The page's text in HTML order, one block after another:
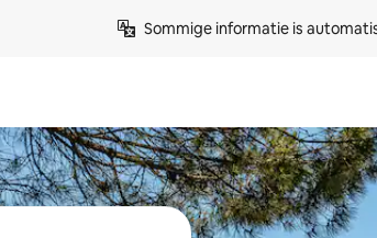
Sommige informatie is